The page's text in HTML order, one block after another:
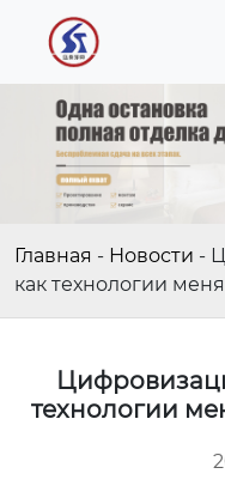
Главная - Новости -
как технологии
технологии